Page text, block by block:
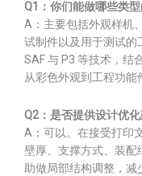
Q1：你们能做哪些类型
A：主要包括外观样机
试制件以及用于测试的
SAF 与 P3 等技术，结
从彩色外观到工程功能
Q2：是否提供设计优化
A：可以。在接受打印
壁厚、支撑方式、装配
助做局部结构调整，减